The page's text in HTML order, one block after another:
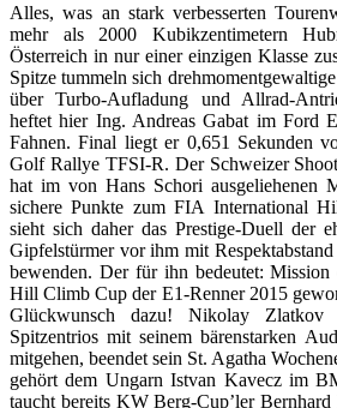
Alles, was an stark verbesserten
mehr als 2000 Kubikzentimetern
Österreich in nur einer einzigen Klasse
Spitze tummeln sich
über Turbo-Aufladung und Allrad-
heftet hier Ing. Andreas Gabat im Ford
Fahnen. Final liegt er 0,651 Sekunden
Golf Rallye TFSI-R. Der Schweizer
hat im von Hans Schori ausgeliehenen
sichere Punkte zum FIA International
sieht sich daher das Prestige-Duell der
Gipfelstürmer vor ihm mit
bewenden. Der für ihn bedeutet:
Hill Climb Cup der E1-Renner 2015
Glückwunsch dazu! Nikolay
Spitzentrios mit seinem bärenstarken
mitgehen, beendet sein St. Agatha
gehört dem Ungarn Istvan Kavecz im
taucht bereits KW Berg-Cup’ler Bernhard